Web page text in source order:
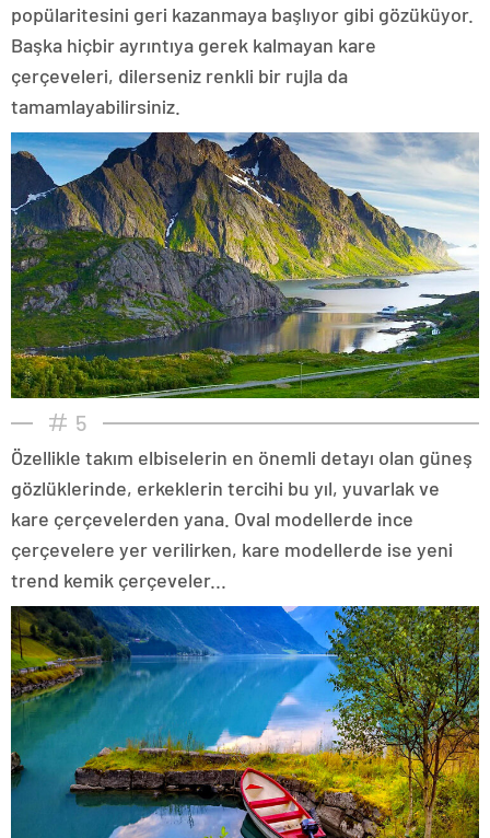
popülaritesini geri kazanmaya başlıyor gibi gözüküyor.
Başka hiçbir ayrıntıya gerek kalmayan kare
çerçeveleri, dilerseniz renkli bir rujla da
tamamlayabilirsiniz.
5
Özellikle takım elbiselerin en önemli detayı olan güneş
gözlüklerinde, erkeklerin tercihi bu yıl, yuvarlak ve
kare çerçevelerden yana. Oval modellerde ince
çerçevelere yer verilirken, kare modellerde ise yeni
trend kemik çerçeveler...